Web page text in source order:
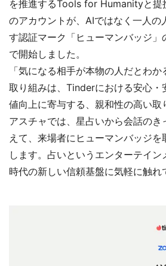
を推進するTools for Humanityと提
のアカウントが、AIではなく一人の
す認証マーク「ヒューマンバッジ」
で開始しました。
「気になる相手が本物の人だとわ
取り組みは、Tinderにおける安心・
値向上に寄与する、親和性の高い取
アスチャでは、星占いから会話のき
えて、来場者にヒューマンバッジ
します。占いというエンターテイ
時代の新しい信頼基盤に気軽に触れ